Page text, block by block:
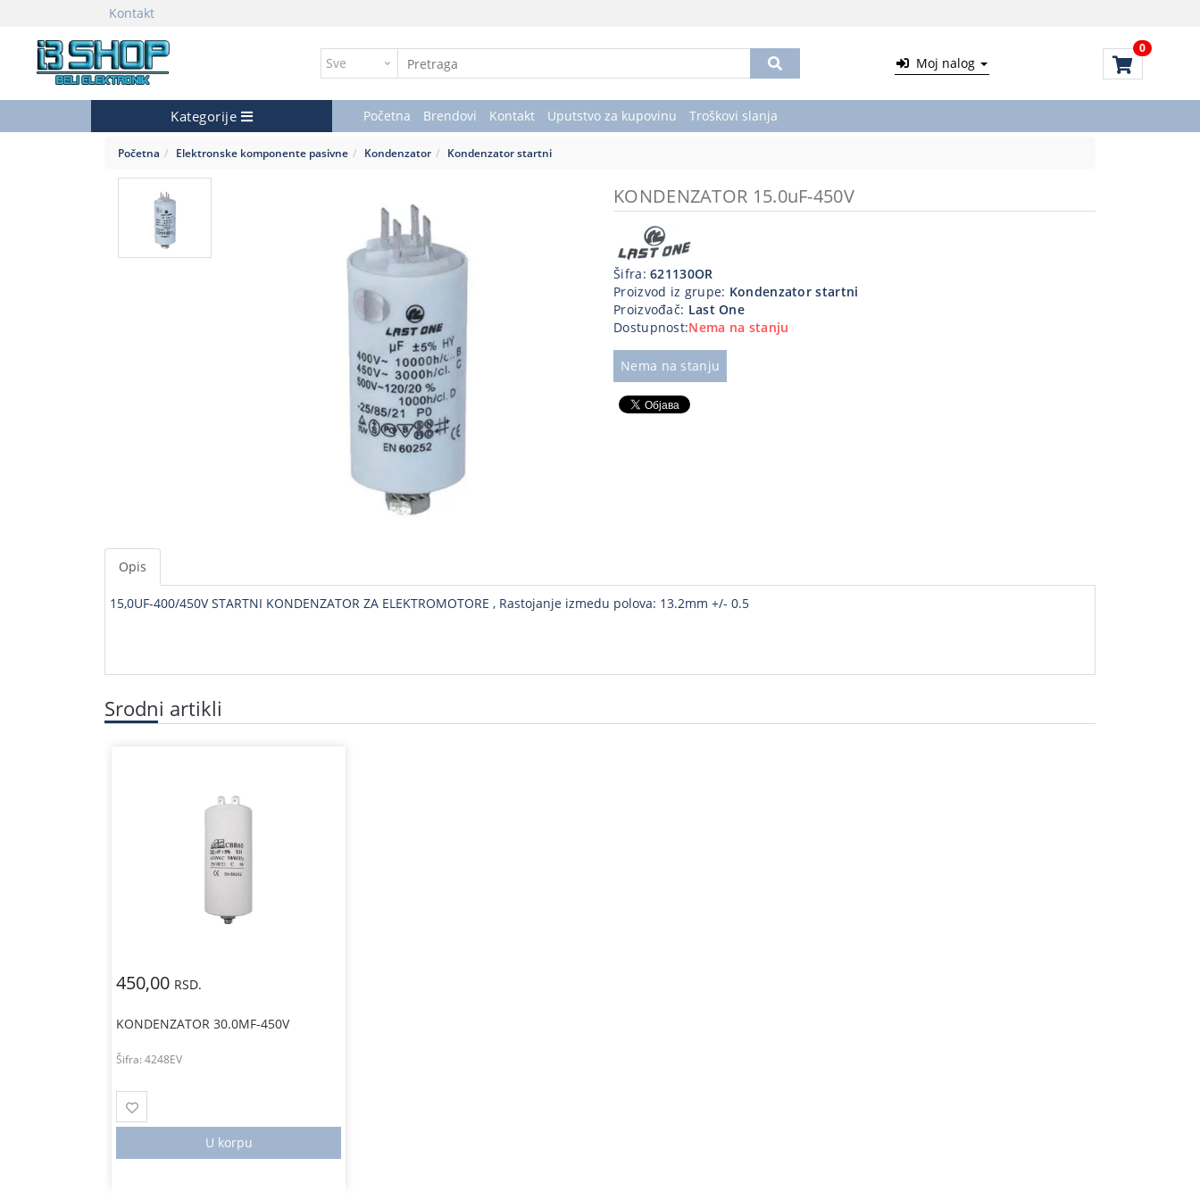
Kontakt
Moj nalog
0
Kategorije Početna Brendovi Kontakt Uputstvo za kupovinu Troškovi slanja
Početna Elektronske komponente pasivne Kondenzator Kondenzator startni
KONDENZATOR 15.0uF-450V
Šifra:621130OR
Proizvod iz grupe: Kondenzator startni
Proizvođač: Last One
Dostupnost:Nema na stanju
Nema na stanju
Opis
15,0UF-400/450V STARTNI KONDENZATOR ZA ELEKTROMOTORE , Rastojanje izmedu polova: 13.2mm +/- 0.5
Srodni artikli
450,00 RSD.
KONDENZATOR 30.0MF-450V
Šifra:4248EV
U korpu